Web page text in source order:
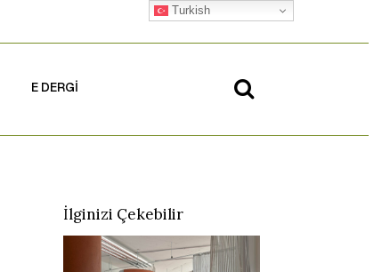
E DERGİ
İlginizi Çekebilir
Turkish